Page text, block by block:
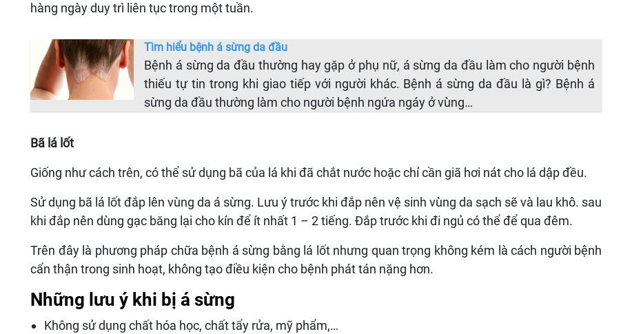
hàng ngày duy trì liên tục trong một tuần.
Tìm hiểu bệnh á sừng da đầu
Bệnh á sừng da đầu thường hay gặp ở phụ nữ, á sừng da đầu làm cho người bệnh
thiếu tự tin trong khi giao tiếp với người khác. Bệnh á sừng da đầu là gì? Bệnh á
sừng da đầu thường làm cho người bệnh ngứa ngáy ở vùng…
Bã lá lốt
Giống như cách trên, có thể sử dụng bã của lá khi đã chắt nước hoặc chỉ cần giã hơi nát cho lá dập đều.
Sử dụng bã lá lốt đắp lên vùng da á sừng. Lưu ý trước khi đắp nên vệ sinh vùng da sạch sẽ và lau khô. sau
khi đắp nên dùng gạc băng lại cho kín để ít nhất 1 – 2 tiếng. Đắp trước khi đi ngủ có thể để qua đêm.
Trên đây là phương pháp chữa bệnh á sừng bằng lá lốt nhưng quan trọng không kém là cách người bệnh
cẩn thận trong sinh hoạt, không tạo điều kiện cho bệnh phát tán nặng hơn.
Những lưu ý khi bị á sừng
Không sử dụng chất hóa học, chất tẩy rửa, mỹ phẩm,…